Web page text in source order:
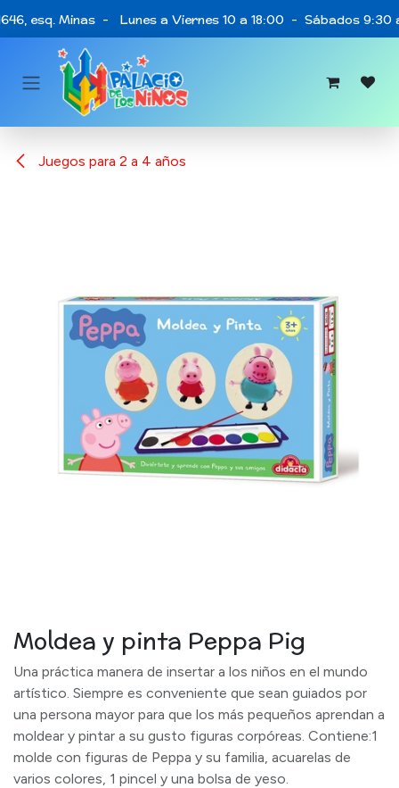
esq. Minas - Lunes a Viernes 10 a 18:00 - Sábados 9:30 a
Juegos para 2 a 4 años
Moldea y pinta Peppa Pig
Una práctica manera de insertar a los niños en el mundo
artístico. Siempre es conveniente que sean guiados por
una persona mayor para que los más pequeños aprendan a
moldear y pintar a su gusto figuras corpóreas. Contiene:1
molde con figuras de Peppa y su familia, acuarelas de
varios colores, 1 pincel y una bolsa de yeso.